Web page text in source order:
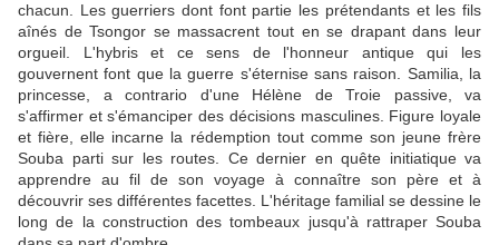
chacun. Les guerriers dont font partie les prétendants et les fils
aînés de Tsongor se massacrent tout en se drapant dans leur
orgueil. L'hybris et ce sens de l'honneur antique qui les
gouvernent font que la guerre s'éternise sans raison. Samilia, la
princesse, a contrario d'une Hélène de Troie passive, va
s'affirmer et s'émanciper des décisions masculines. Figure loyale
et fière, elle incarne la rédemption tout comme son jeune frère
Souba parti sur les routes. Ce dernier en quête initiatique va
apprendre au fil de son voyage à connaître son père et à
découvrir ses différentes facettes. L'héritage familial se dessine le
long de la construction des tombeaux jusqu'à rattraper Souba